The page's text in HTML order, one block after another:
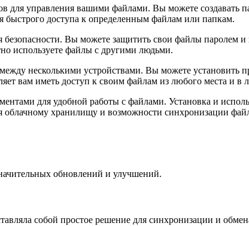
управления вашими файлами. Вы можете создавать
быстрого доступа к определенным файлам или папкам.
Вы можете защитить свои файлы паролем и
используете файлы с другими людьми.
несколькими устройствами. Вы можете установить
вам иметь доступ к своим файлам из любого места и в
для удобной работы с файлами. Установка и
хранилищу и возможности синхронизации
обновлений и улучшений.
собой простое решение для синхронизации и